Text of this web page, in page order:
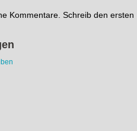
Kommentare. Schreib den ersten